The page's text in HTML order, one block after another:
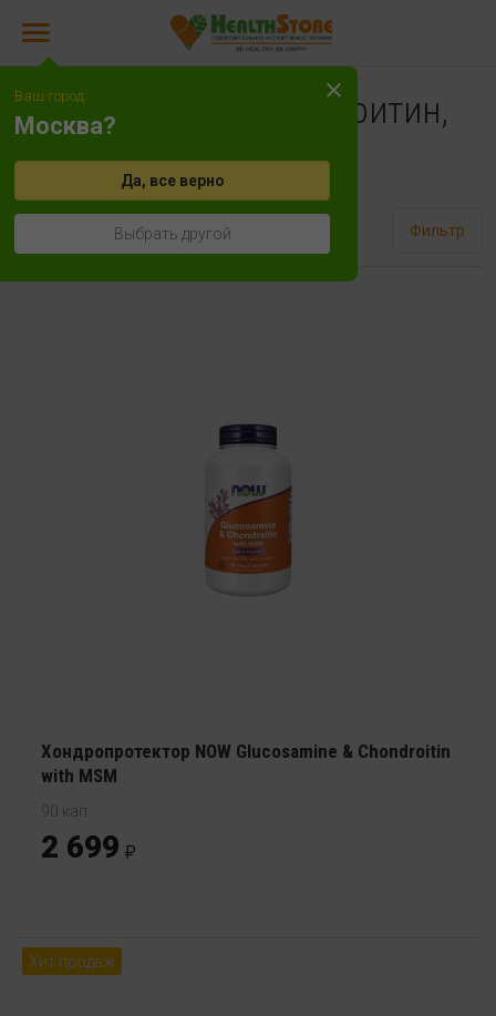
Глюкозамин, хондроитин,
МСМ
Сортировать Фильтр
Хондропротектор NOW Glucosamine & Chondroitin
with MSM
90 кап
2 699
Хит продаж
Ваш город:
Москва?
Да, все верно
Выбрать другой